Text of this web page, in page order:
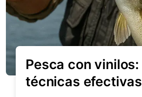
Pesca con vinilos:
técnicas efectivas